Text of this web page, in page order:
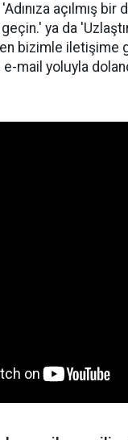
açılmış bir
ya da
bizimle iletişime
mail yoluyla